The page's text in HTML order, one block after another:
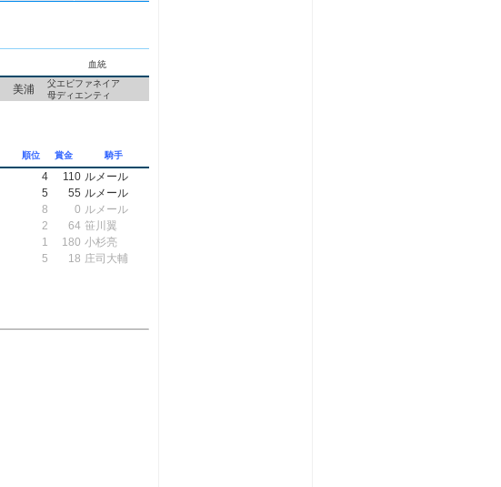
血統
美浦
父エピファネイア
母ディエンティ
順位 賞金 騎手
4 110 ルメール
5 55 ルメール
8 0 ルメール
2 64 笹川翼
1 180 小杉亮
5 18 庄司大輔